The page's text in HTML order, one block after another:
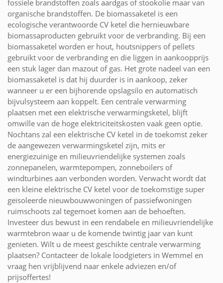
fossiele brandstoffen zoals aardgas of stookolie maar van
organische brandstoffen. De biomassaketel is een
ecologische verantwoorde CV ketel die hernieuwbare
biomassaproducten gebruikt voor de verbranding. Bij een
biomassaketel worden er hout, houtsnippers of pellets
gebruikt voor de verbranding en die liggen in aankoopprijs
een stuk lager dan mazout of gas. Het grote nadeel van een
biomassaketel is dat hij duurder is in aankoop, zeker
wanneer u er een bijhorende opslagsilo en automatisch
bijvulsysteem aan koppelt. Een centrale verwarming
plaatsen met een elektrische verwarmingsketel, blijft
omwille van de hoge elektriciteitskosten vaak geen optie.
Nochtans zal een elektrische CV ketel in de toekomst zeker
de aangewezen verwarmingsketel zijn, mits er
energiezuinige en milieuvriendelijke systemen zoals
zonnepanelen, warmtepompen, zonneboilers of
windturbines aan verbonden worden. Verwacht wordt dat
een kleine elektrische CV ketel voor de toekomstige super
geïsoleerde nieuwbouwwoningen of passiefwoningen
ruimschoots zal tegemoet komen aan de behoeften.
Investeer dus bewust in een rendabele en milieuvriendelijke
warmtebron waar u de komende twintig jaar van kunt
genieten. Wilt u de meest geschikte centrale verwarming
plaatsen? Contacteer de lokale loodgieters in Wemmel en
vraag hen vrijblijvend naar enkele adviezen en/of
prijsoffertes!